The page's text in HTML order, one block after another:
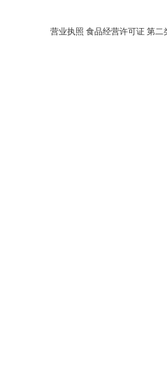
营业执照 食品经营许可证 第二